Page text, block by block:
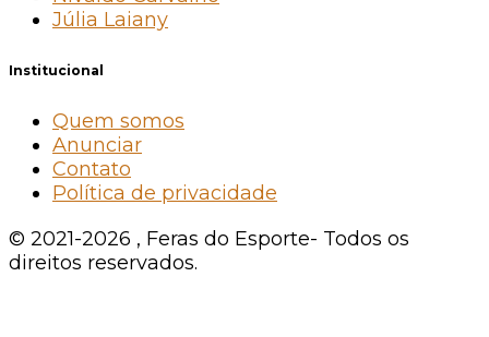
Júlia Laiany
Institucional
Quem somos
Anunciar
Contato
Política de privacidade
© 2021-2026 , Feras do Esporte- Todos os
direitos reservados.